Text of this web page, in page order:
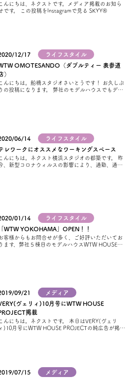
学・ご予約
相談
定休: 水曜・第一火曜
0120-787-221
こんにちは、ネクストです。メディア掲載のお知ら
せです。 この投稿をInstagramで見る SKYY®
12/17
ライフスタイル
OMOTESANDO（ダブルティー 表参道
）
んにちは。船橋スタジオさいとうです！ お久しぶ
りの投稿になります。 弊社のモデルハウスでもディ
06/14
ライフスタイル
レワークにオススメなワーキングスペース
こんにちは。ネクスト横浜スタジオの都築です。 昨
、新型コロナウィルスの影響により、通勤、通
01/14
ライフスタイル
「WTW YOKOHAMA」OPEN！！
客様からもお問合せが多く、ご好評いただいてお
ります、弊社５棟目のモデルハウスWTW HOUSE
09/21
メディア
ヴェリィ)10月号にWTW HOUSE
掲載
んにちは。ネクストです。 本日はVERY(ヴェリ
)10月号にWTW HOUSE PROJECTの純広告が掲載
07/15
メディア